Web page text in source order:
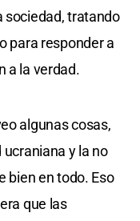
sociedad, tratando
para responder a
a la verdad.
algunas cosas,
y la no
bien en todo. Eso
que las